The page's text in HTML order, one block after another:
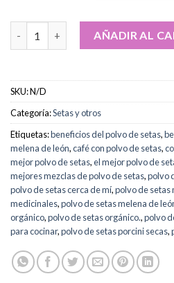
Comprar polvo de seta melena de
AÑADIR AL
SKU:N/D
Categoría:Setas y otros
Etiquetas:beneficios del polvo de setas,
melena de león,café con polvo de setas,
mejor polvo de setas,el mejor polvo de
mejores mezclas de polvo de setas,polvo
polvo de setas cerca de mí,polvo de setas
medicinales,polvo de setas melena de
orgánico,polvo de setas orgánico.,polvo
para cocinar,polvo de setas porcini secas,